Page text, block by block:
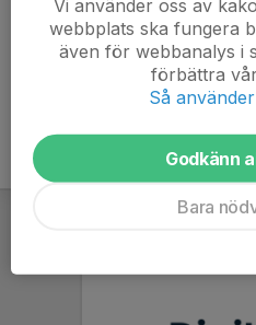
observera att det går att
ni är osäker nu löser det sig
Vi använder oss av
webbplats ska fungera
även för webbanalys i
förbättra
Så
Godkänn
Bara